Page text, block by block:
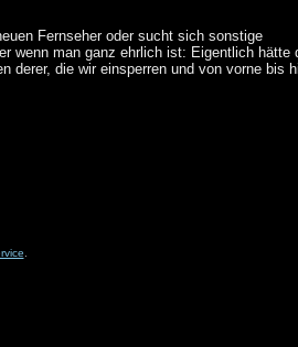
Fernseher oder sucht sich sonstige
wenn man ganz ehrlich ist: Eigentlich hätte
die wir einsperren und von vorne bis